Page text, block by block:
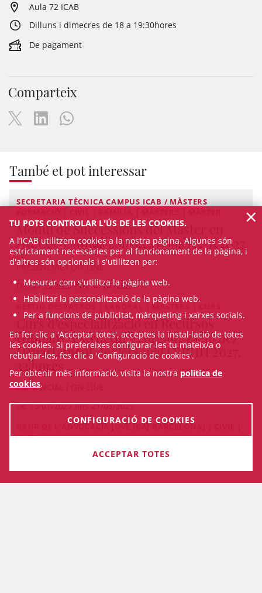
Aula 72 ICAB
Dilluns i dimecres de 18 a 19:30hores
De pagament
Comparteix
També et pot interessar
SECRETARIA TÈCNICA CAMPUS ICAB / MÀSTERS
Mòdul de Successions del Màster en
Dret de Família i Successions ICAB 2027
PRESENCIAL I ON-LINE
De 08/03/2027 fins 14/07/2027
GESTIÓ DESPATXOS | LABORAL | MÀSTERS | CURS
Curs d'especialització en Recursos
Humans. Estructura i organització del
Departament de Personal i RRHH 2027,
32 hores
PRESENCIAL I ON-LINE
De 15/01/2027 fins 21/05/2027
GRUP DE L'ADVOCACIA JOVE (GAJ BARCELONA) | CIVIL |
CURS
Mentoring 13a Edició: Dret Civil (2026)
TU POTS CONTROLAR L'ÚS DE LES COOKIES.
A l’ICAB utilitzem cookies a la nostra pàgina. Algunes són
estrictament necessàries per al funcionament de la pàgina, i
d'altres són opcionals i s'utilitzen per:
Mesurar com s'utilitza la pàgina web.
Habilitar la personalització de la pàgina web.
Per a funcions de publicitat, màrqueting i xarxes socials.
En fer clic a 'Acceptar totes', acceptes la instal·lació de totes
les cookies. Si prefereixes configurar-les tu mateix/a o
rebutjar-les, fes clic a 'Configuració de cookies'.
Per obtenir més informació, visita la nostra política de
cookies.
CONFIGURACIÓ DE COOKIES
ACCEPTAR TOTES
×